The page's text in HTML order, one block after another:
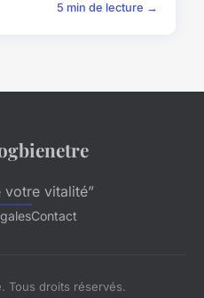
5 min de lecture →
votre vitalité”
Contact
Tous droits réservés.